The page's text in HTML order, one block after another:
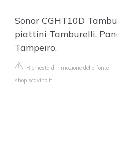
Sonor CGHT10D
piattini Tamburelli,
Tampeiro.
Richiesta di rimozione della fonte |
shop.scavino.it